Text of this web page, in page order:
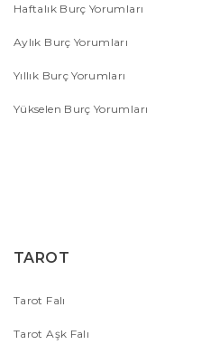
Haftalık Burç Yorumları
Aylık Burç Yorumları
Yıllık Burç Yorumları
Yükselen Burç Yorumları
TAROT
Tarot Falı
Tarot Aşk Falı